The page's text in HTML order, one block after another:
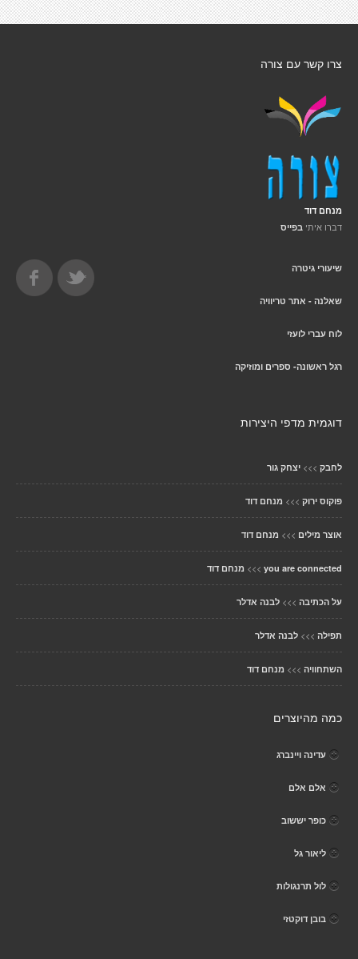
צרו קשר עם צורה
מנחם דוד
דברו איתי בפייס
שיעורי גיטרה
שאלנה - אתר טריוויה
לוח עברי לועזי
רגל ראשונה- ספרים ומוזיקה
דוגמית מדפי היצירות
לחבק >>> יצחק גור
פוקוס ירוק >>> מנחם דוד
אוצר מילים >>> מנחם דוד
you are connected
>>> מנחם דוד
על הכתיבה >>> לבנה אדלר
תפילה >>> לבנה אדלר
השתחוויה >>> מנחם דוד
כמה מהיוצרים
עדינה ויינברג
אלם אלם
כופר יששוב
ליאור גל
לול תרנגולות
בובן דוקטזי